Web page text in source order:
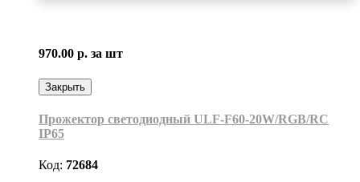
970.00 р. за шт
Закрыть
Прожектор светодиодный ULF-F60-20W/RGB/RC
IP65
Код: 72684